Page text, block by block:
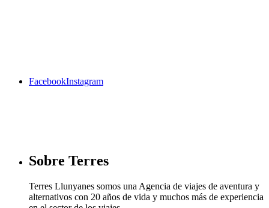
FacebookInstagram
Sobre Terres
Terres Llunyanes somos una Agencia de viajes de aventura y
alternativos con 20 años de vida y muchos más de experiencia